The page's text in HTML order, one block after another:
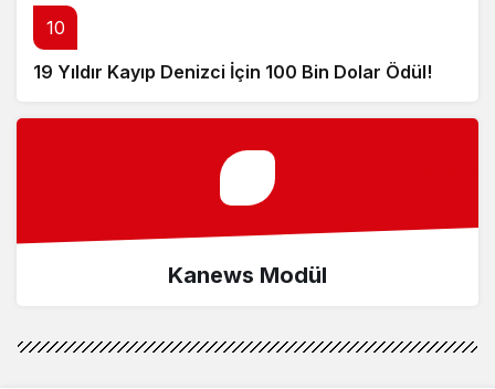
10
19 Yıldır Kayıp Denizci İçin 100 Bin Dolar Ödül!
Kanews Modül